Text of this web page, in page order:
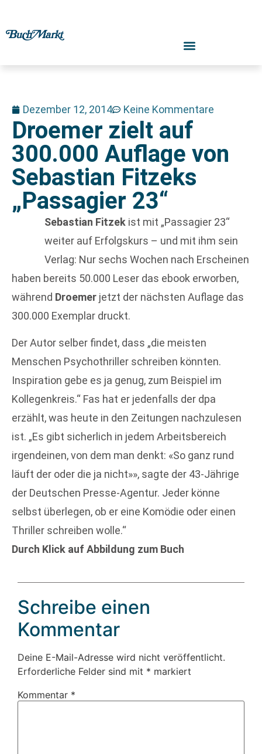
Dezember 12, 2014 Keine Kommentare
Droemer zielt auf
300.000 Auflage von
Sebastian Fitzeks
„Passagier 23“
Sebastian Fitzek ist mit „Passagier 23“
weiter auf Erfolgskurs – und mit ihm sein
Verlag: Nur sechs Wochen nach Erscheinen
haben bereits 50.000 Leser das ebook erworben,
während Droemer jetzt der nächsten Auflage das
300.000 Exemplar druckt.
Der Autor selber findet, dass „die meisten
Menschen Psychothriller schreiben könnten.
Inspiration gebe es ja genug, zum Beispiel im
Kollegenkreis.“ Fas hat er jedenfalls der dpa
erzählt, was heute in den Zeitungen nachzulesen
ist. „Es gibt sicherlich in jedem Arbeitsbereich
irgendeinen, von dem man denkt: «So ganz rund
läuft der oder die ja nicht»», sagte der 43-Jährige
der Deutschen Presse-Agentur. Jeder könne
selbst überlegen, ob er eine Komödie oder einen
Thriller schreiben wolle.“
Durch Klick auf Abbildung zum Buch
Schreibe einen
Kommentar
Deine E-Mail-Adresse wird nicht veröffentlicht.
Erforderliche Felder sind mit * markiert
Kommentar *